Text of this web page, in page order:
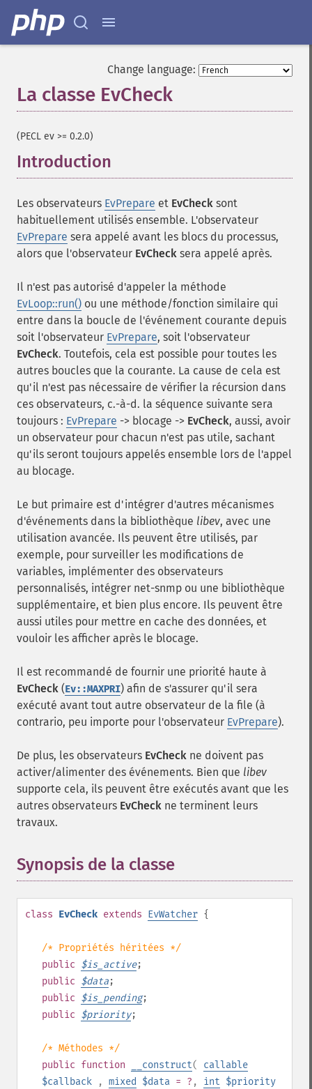
Change language:
La classe EvCheck
(PECL ev >= 0.2.0)
Introduction
Les observateurs EvPrepare et EvCheck sont
habituellement utilisés ensemble. L'observateur
EvPrepare sera appelé avant les blocs du processus,
alors que l'observateur EvCheck sera appelé après.
Il n'est pas autorisé d'appeler la méthode
EvLoop::run() ou une méthode/fonction similaire qui
entre dans la boucle de l'événement courante depuis
soit l'observateur EvPrepare, soit l'observateur
EvCheck. Toutefois, cela est possible pour toutes les
autres boucles que la courante. La cause de cela est
qu'il n'est pas nécessaire de vérifier la récursion dans
ces observateurs, c.-à-d. la séquence suivante sera
toujours : EvPrepare -> blocage -> EvCheck, aussi, avoir
un observateur pour chacun n'est pas utile, sachant
qu'ils seront toujours appelés ensemble lors de l'appel
au blocage.
Le but primaire est d'intégrer d'autres mécanismes
d'événements dans la bibliothèque libev, avec une
utilisation avancée. Ils peuvent être utilisés, par
exemple, pour surveiller les modifications de
variables, implémenter des observateurs
personnalisés, intégrer net-snmp ou une bibliothèque
supplémentaire, et bien plus encore. Ils peuvent être
aussi utiles pour mettre en cache des données, et
vouloir les afficher après le blocage.
Il est recommandé de fournir une priorité haute à
EvCheck (Ev::MAXPRI) afin de s'assurer qu'il sera
exécuté avant tout autre observateur de la file (à
contrario, peu importe pour l'observateur EvPrepare).
De plus, les observateurs EvCheck ne doivent pas
activer/alimenter des événements. Bien que libev
supporte cela, ils peuvent être exécutés avant que les
autres observateurs EvCheck ne terminent leurs
travaux.
Synopsis de la classe
class EvCheck extends EvWatcher {
/* Propriétés héritées */
public $is_active;
public $data;
public $is_pending;
public $priority;
/* Méthodes */
public function __construct(
callable
$callback
, mixed $data = ? , int $priority